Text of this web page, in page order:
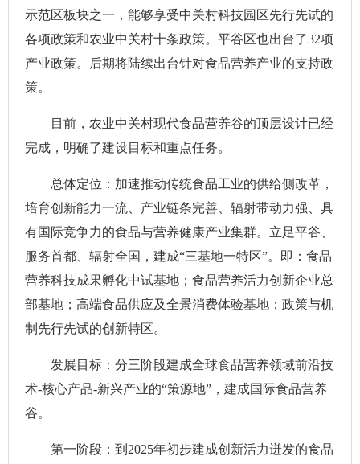
示范区板块之一，能够享受中关村科技园区先行先试的
各项政策和农业中关村十条政策。平谷区也出台了32项
产业政策。后期将陆续出台针对食品营养产业的支持政
策。
目前，农业中关村现代食品营养谷的顶层设计已经
完成，明确了建设目标和重点任务。
总体定位：加速推动传统食品工业的供给侧改革，
培育创新能力一流、产业链条完善、辐射带动力强、具
有国际竞争力的食品与营养健康产业集群。立足平谷、
服务首都、辐射全国，建成“三基地一特区”。即：食品
营养科技成果孵化中试基地；食品营养活力创新企业总
部基地；高端食品供应及全景消费体验基地；政策与机
制先行先试的创新特区。
发展目标：分三阶段建成全球食品营养领域前沿技
术-核心产品-新兴产业的“策源地”，建成国际食品营养
谷。
第一阶段：到2025年初步建成创新活力迸发的食品